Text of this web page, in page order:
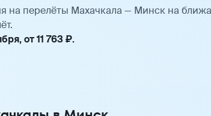
на перелёты Махачкала — Минск на
от 11 763 ₽.